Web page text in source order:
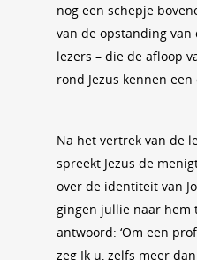
nog een schepje
van de opstanding van
lezers – die de afloop
rond Jezus kennen
Na het vertrek van de
spreekt Jezus de
over de identiteit van
gingen jullie naar hem
antwoord: ‘Om een
zeg Ik u, zelfs meer